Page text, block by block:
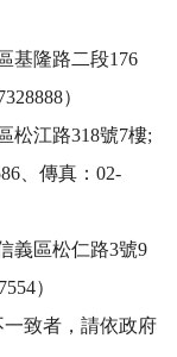
基隆路二段176
）
松江路318號7樓;
、傳真：02-
義區松仁路3號9
）
致者，請依政府